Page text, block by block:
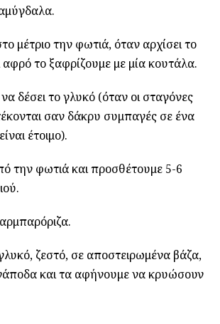
μέτριο την φωτιά, όταν αρχίσει το
αφρό το ξαφρίζουμε με μία κουτάλα.
δέσει το γλυκό (όταν οι σταγόνες
σαν δάκρυ συμπαγές σε ένα
έτοιμο).
την φωτιά και προσθέτουμε 5-6
ζεστό, σε αποστειρωμένα βάζα,
και τα αφήνουμε να κρυώσουν